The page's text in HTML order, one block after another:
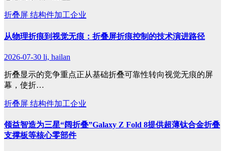
折叠屏 结构件加工企业
从物理折痕到视觉无痕：折叠屏折痕控制的技术演进路径
2026-07-30 li, hailan
折叠显示的竞争重点正从基础折叠可靠性转向视觉无痕的屏
幕，使折…
折叠屏 结构件加工企业
领益智造为三星“阔折叠”Galaxy Z Fold 8提供超薄钛合金折叠
支撑板等核心零部件